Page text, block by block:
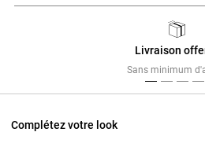
Livraison
Sans minimum
Complétez votre look